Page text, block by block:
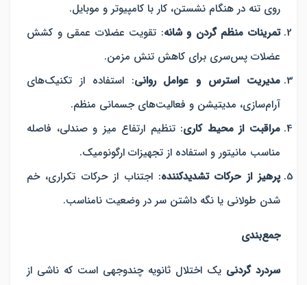
روی تنه در هنگام نشستن، کار با کامپیوتر و موبایل.
تمرینات منظم گردن و شانه: تقویت عضلات عمقی و کشش
عضلات پس‌سری برای کاهش تنش مزمن.
مدیریت استرس و عوامل روانی: استفاده از تکنیک‌های
آرام‌سازی، مدیتیشن و فعالیت‌های جسمانی منظم.
مراقبت از محیط کاری: تنظیم ارتفاع میز و صندلی، فاصله
مناسب مانیتور و استفاده از تجهیزات ارگونومیک.
پرهیز از حرکات تشدیدکننده: اجتناب از حرکات تکراری، خم
شدن طولانی یا نگه داشتن سر در وضعیت نامناسب.
جمع‌بندی
سردرد گردنی یک اختلال ثانویه چندوجهی است که ناشی از